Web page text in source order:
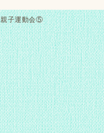
親子運動会⑤